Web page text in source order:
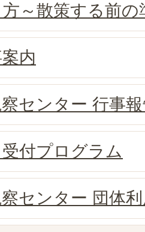
～散策する前の
内
センター 行事
付プログラム
センター 団体